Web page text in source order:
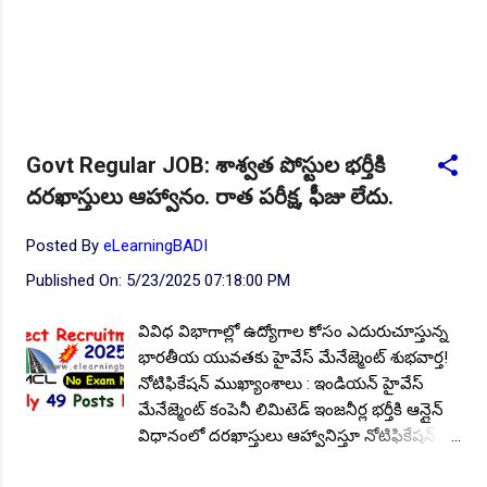
Govt Regular JOB: శాశ్వత పోస్టుల భర్తీకి
దరఖాస్తులు ఆహ్వానం. రాత పరీక్ష, ఫీజు లేదు.
Posted By eLearningBADI
Published On: 5/23/2025 07:18:00 PM
వివిధ విభాగాల్లో ఉద్యోగాల కోసం ఎదురుచూస్తున్న
భారతీయ యువతకు హైవేస్ మేనేజ్మెంట్ శుభవార్త!
నోటిఫికేషన్ ముఖ్యాంశాలు : ఇండియన్ హైవేస్
మేనేజ్మెంట్ కంపెనీ లిమిటెడ్ ఇంజనీర్ల భర్తీకి ఆన్లైన్
విధానంలో దరఖాస్తులు ఆహ్వానిస్తూ నోటిఫికేషన్